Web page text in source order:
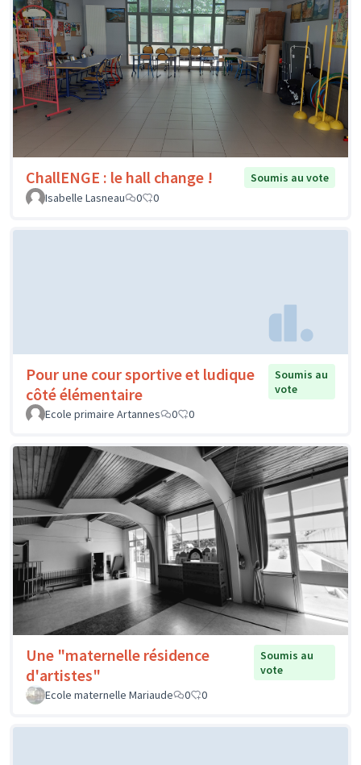
ChallENGE : le hall change !
Soumis au vote
Isabelle Lasneau
0 0
Pour une cour sportive et ludique
côté élémentaire
Soumis au
vote
Ecole primaire Artannes
0 0
Une "maternelle résidence
d'artistes"
Soumis au
vote
Ecole maternelle Mariaude
0 0